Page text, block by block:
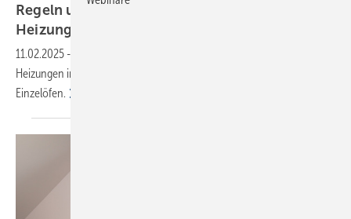
Regeln und Fristen beim Einbau einer neuen
Heizung
11.02.2025 -
Heizungen in Mehrfamilienhäusern mit Etagenheizungen und
Einzelöfen.